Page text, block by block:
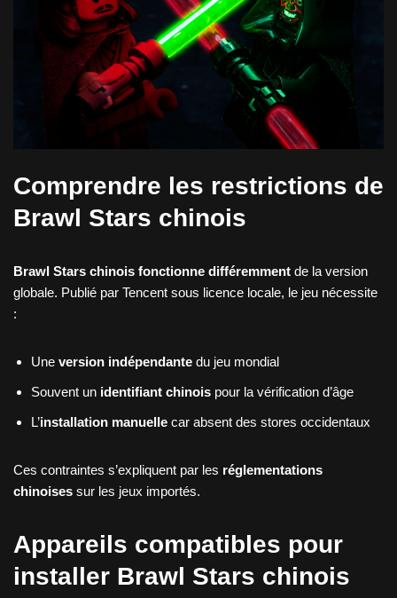
Comprendre les restrictions de
Brawl Stars chinois
Brawl Stars chinois fonctionne différemment de la version
globale. Publié par Tencent sous licence locale, le jeu nécessite
:
Une version indépendante du jeu mondial
Souvent un identifiant chinois pour la vérification d’âge
L’installation manuelle car absent des stores occidentaux
Ces contraintes s’expliquent par les réglementations
chinoises sur les jeux importés.
Appareils compatibles pour
installer Brawl Stars chinois